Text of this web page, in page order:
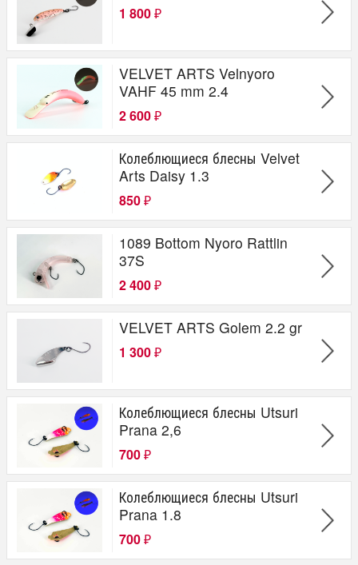
1 800 ₽
VELVET ARTS Velnyoro
VAHF 45 mm 2.4
2 600 ₽
Колеблющиеся блесны Velvet
Arts Daisy 1.3
850 ₽
1089 Bottom Nyoro Rattlin
37S
2 400 ₽
VELVET ARTS Golem 2.2 gr
1 300 ₽
Колеблющиеся блесны Utsuri
Prana 2,6
700 ₽
Колеблющиеся блесны Utsuri
Prana 1.8
700 ₽